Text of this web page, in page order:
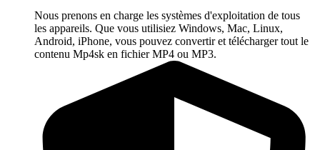
Nous prenons en charge les systèmes d'exploitation de tous
les appareils. Que vous utilisiez Windows, Mac, Linux,
Android, iPhone, vous pouvez convertir et télécharger tout le
contenu Mp4sk en fichier MP4 ou MP3.